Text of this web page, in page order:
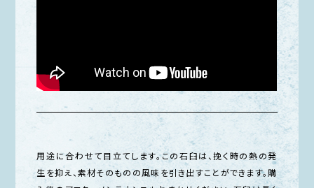
用途に合わせて目立てします。この石臼は、挽く時の熱の発
生を抑え、素材そのものの風味を引き出すことができます。購